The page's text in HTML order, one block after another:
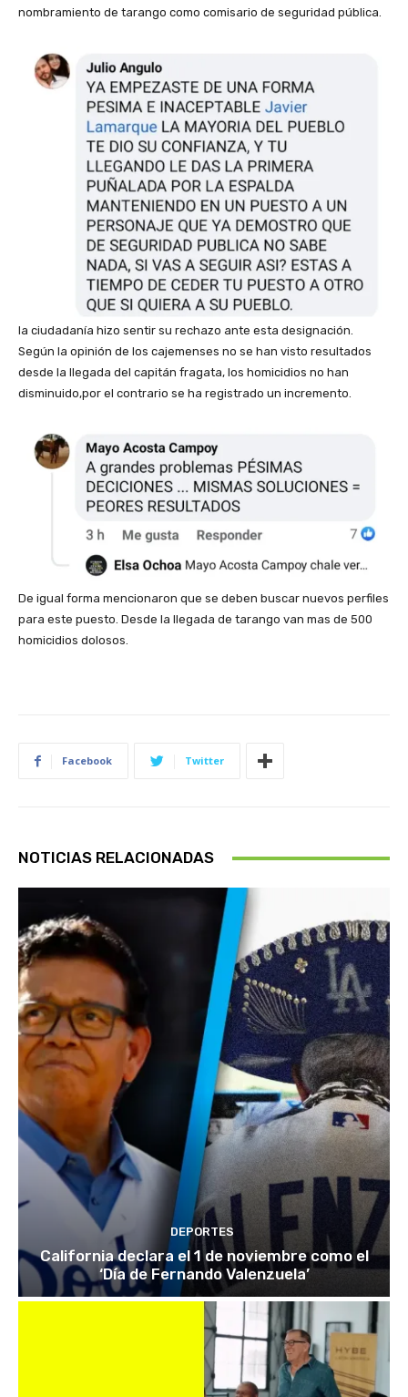
nombramiento de tarango como comisario de seguridad pública.
la ciudadanía hizo sentir su rechazo ante esta designación.
Según la opinión de los cajemenses no se han visto resultados
desde la llegada del capitán fragata, los homicidios no han
disminuido,por el contrario se ha registrado un incremento.
De igual forma mencionaron que se deben buscar nuevos perfiles
para este puesto. Desde la llegada de tarango van mas de 500
homicidios dolosos.
Facebook Twitter
NOTICIAS RELACIONADAS
DEPORTES
California declara el 1 de noviembre como el
‘Día de Fernando Valenzuela’